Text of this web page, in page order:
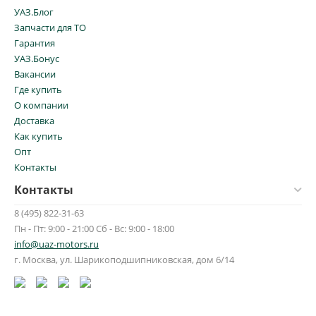
УАЗ.Блог
Запчасти для ТО
Гарантия
УАЗ.Бонус
Вакансии
Где купить
О компании
Доставка
Как купить
Опт
Контакты
Контакты
8 (495) 822-31-63
Пн - Пт: 9:00 - 21:00 Сб - Вс: 9:00 - 18:00
info@uaz-motors.ru
г. Москва, ул. Шарикоподшипниковская, дом 6/14